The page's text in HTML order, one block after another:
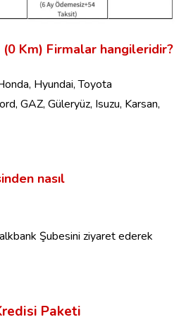
(0 Km) Firmalar hangileridir?
Hyundai, Toyota
GAZ, Güleryüz, Isuzu, Karsan,
den nasıl
Şubesini ziyaret ederek
Paketi